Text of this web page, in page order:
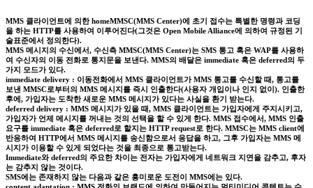
MMS 클라이언트에 의한 homeMMSC(MMS Center)에 초기 접수는 특별한 명령과 코딩
을 하는 HTTP를 사용하여 이루어진다(그것은 Open Mobile Alliance에 의하여 규정된 기
술표준에서 정의한다).
MMS 메시지의 수신에서, 수신측 MMSC(MMS Center)는 SMS 통고 혹은 WAP를 사용하
여 수신자의 이동 전화로 통지문을 보낸다. MMS의 배달은 immediate 혹은 deferred의 두
가지 모드가 있다.
immediate delivery : 이동전화에서 MMS 클라이언트가 MMS 통고를 수신할 때, 통고를
보낸 MMSC로부터의 MMS 메시지를 즉시 인출한다(사용자 개입이나 인지 없이). 인출한
후에, 가입자는 도착한 새로운 MMS 메시지가 있다는 사실을 환기 받는다.
deferred delivery : MMS 메시지가 있을 때, MMS 클라이언트는 가입자에게 주지시키고,
가입자가 언제 메시지를 꺼내는 것의 선택을 할 수 있게 한다. MMS 접수에서, MMS 인출
요구를 immediate 혹은 deferred로 할지는 HTTP request로 한다. MMSC는 MMS client에
반응하여 HTTP에서 MMS 메시지를 송신함으로서 응답을 하고, 그후 가입자는 MMS 메
시지가 이용할 수 있게 되었다는 것을 최종으로 통고받는다.
Immediate와 deferred의 주요한 차이는 전자는 가입자에게 네트워크 지연을 감추고, 후자
는 감추지 않는 것이다.
SMS에는 존재하지 않는 다음과 같은 흥미로운 도전이 MMS에는 있다.
content adaptation : MMS 전화의 브랜드에 의하여 만들어지는 멀티미디어 콘텐트는 수